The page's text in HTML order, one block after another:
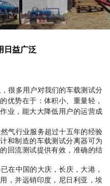
日益广泛
很多用户对我们的车载测试分
的优势在于：体积小、重量轻，
业，能大大降低用户的运营成
气行业服务超过十五年的经验
和制造的车载测试分离器可为
回流测试提供有效，准确的结
在中国的大庆，长庆，大港，
，并远销印度，尼日利亚，埃